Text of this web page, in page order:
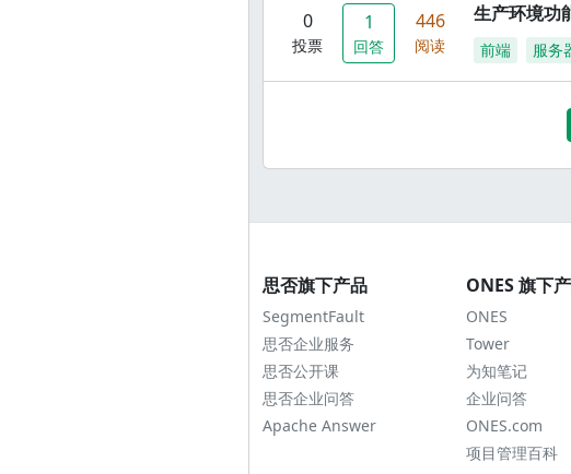
0
投票
1
回答
446
阅读
生产环境功
前端 服务
思否旗下产品
SegmentFault
思否企业服务
思否公开课
思否企业问答
Apache Answer
ONES 旗下
ONES
Tower
为知笔记
企业问答
ONES.com
项目管理百科